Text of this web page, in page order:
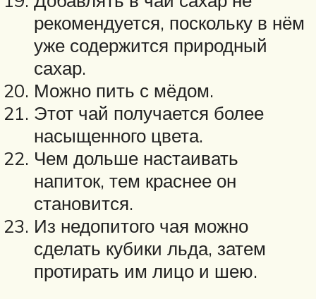
рекомендуется, поскольку в нём
уже содержится природный
сахар.
Можно пить с мёдом.
Этот чай получается более
насыщенного цвета.
Чем дольше настаивать
напиток, тем краснее он
становится.
Из недопитого чая можно
сделать кубики льда, затем
протирать им лицо и шею.